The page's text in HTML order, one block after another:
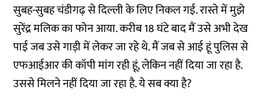
सुबह-सुबह चंडीगढ़ से दिल्ली के लिए निकल गई. रास्ते में मुझे
सुरेंद्र मलिक का फोन आया. करीब 18 घंटे बाद मैं उसे अभी देख
पाई जब उसे गाड़ी में लेकर जा रहे थे. मैं जब से आई हूं पुलिस से
एफआईआर की कॉपी मांग रही हूं, लेकिन नहीं दिया जा रहा है.
उससे मिलने नहीं दिया जा रहा है. ये सब क्या है?